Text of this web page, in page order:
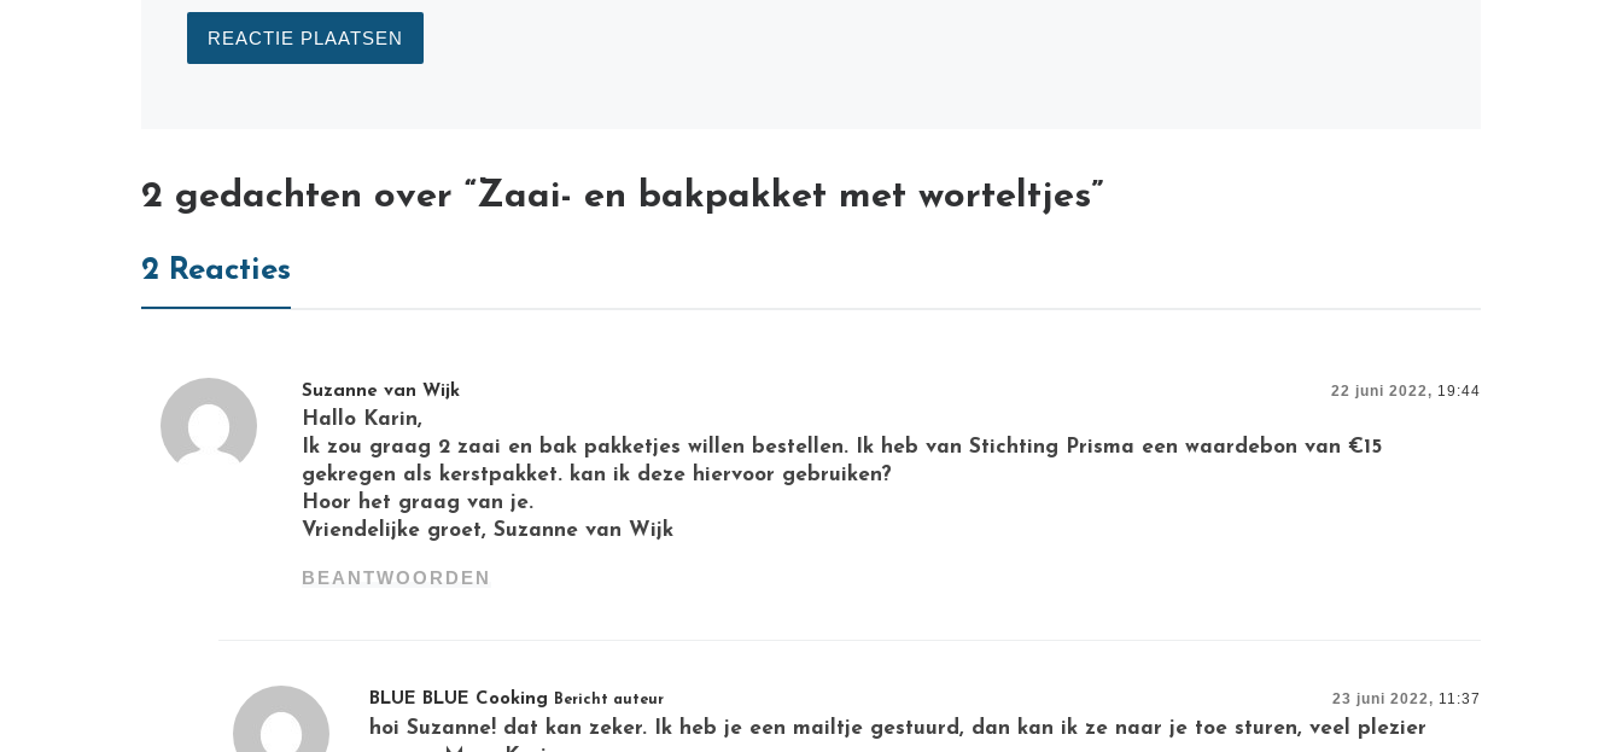
2 gedachten over “Zaai- en bakpakket met worteltjes”
2 Reacties
Suzanne van Wijk 22 juni 2022, 19:44
Hallo Karin,
Ik zou graag 2 zaai en bak pakketjes willen bestellen. Ik heb van Stichting Prisma een waardebon van €15
gekregen als kerstpakket. kan ik deze hiervoor gebruiken?
Hoor het graag van je.
Vriendelijke groet, Suzanne van Wijk
BEANTWOORDEN
BLUE BLUE Cooking Bericht auteur 23 juni 2022, 11:37
hoi Suzanne! dat kan zeker. Ik heb je een mailtje gestuurd, dan kan ik ze naar je toe sturen, veel plezier